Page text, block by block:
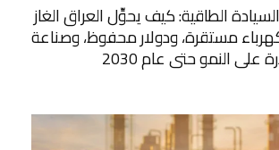
الطاقية: كيف يحوِّل العراق الغاز
مستقرة، ودولار محفوظ، وصناعة
على النمو حتى عام 2030